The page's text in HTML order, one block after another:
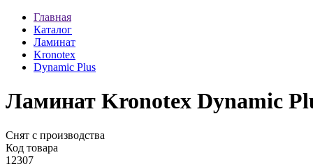
Главная
Каталог
Ламинат
Kronotex
Dynamic Plus
Ламинат Kronotex Dynamic
Снят с производства
Код товара
12307